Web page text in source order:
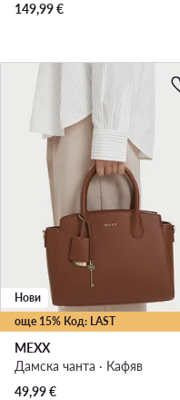
149,99€
още 15% Код: LAST
Нови
MEXX
Дамска чанта · Кафяв
49,99€